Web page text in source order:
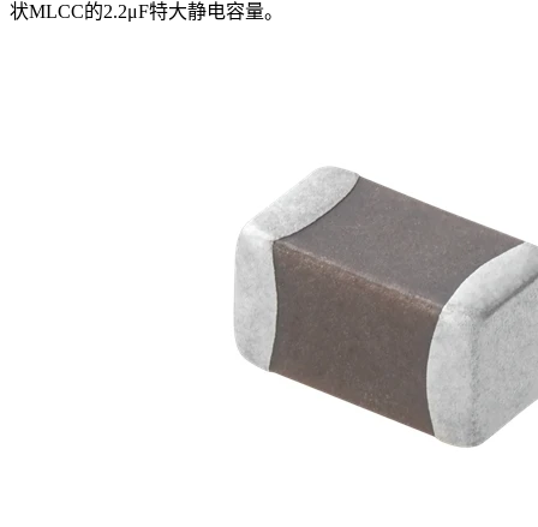
状MLCC的2.2μF特大静电容量。